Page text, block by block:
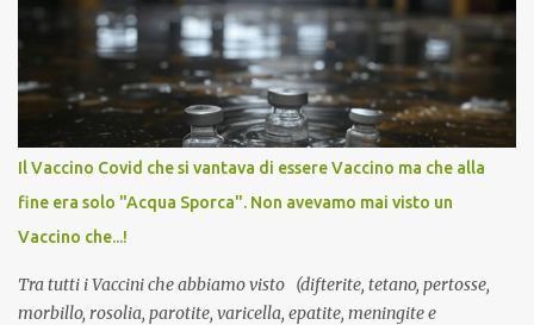
ancora il coraggio di pensare con la propria testa. Per il vaccino
anti-Covid, un pro-farmaco, con autorizzazione condizionata,
sviluppato in tempi record, con tecnologie mai utilizzate prima su
larga scala, ancora oggetto di studio e di discussione
internazionale serve solo una firma. La tua. Lo si somministra
anche a persone sane, giovani, senza fattori di rischio, spesso già
serve una prescrizione. Non c’è diagnosi. Non c’è presa in carico.
L’unico atto richiesto è una fi...
Il Vaccino Covid che si vantava di essere Vaccino ma che alla
fine era solo "Acqua Sporca". Non avevamo mai visto un
Vaccino che...!
Tra tutti i Vaccini che abbiamo visto (difterite, tetano, pertosse,
morbillo, rosolia, parotite, varicella, epatite, meningite e